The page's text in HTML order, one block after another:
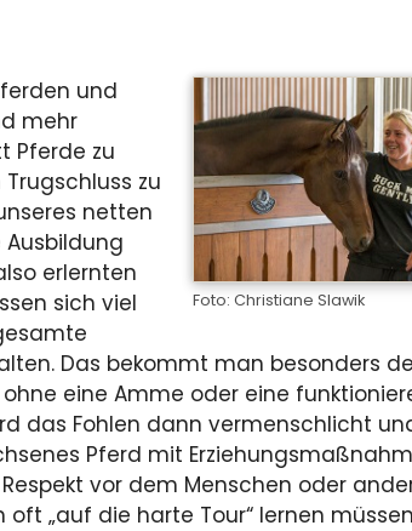
Foto: Christiane Slawik
und
mehr
Pferde zu
zu
netten
erlernten
sich viel
Das bekommt man besonders
eine Amme oder eine
das Fohlen dann vermenschlicht
Pferd mit
vor dem Menschen oder
„auf die harte Tour“ lernen